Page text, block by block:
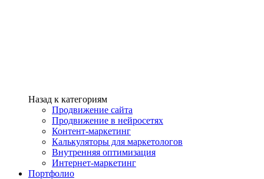
Назад к категориям
Продвижение сайта
Продвижение в нейросетях
Контент-маркетинг
Калькуляторы для маркетологов
Внутренняя оптимизация
Интернет-маркетинг
Портфолио